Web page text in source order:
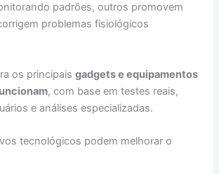
padrões, outros promovem
problemas fisiológicos
os principaisgadgets e equipamentos
, com base em testes reais,
e análises especializadas.
tecnológicos podem melhorar o